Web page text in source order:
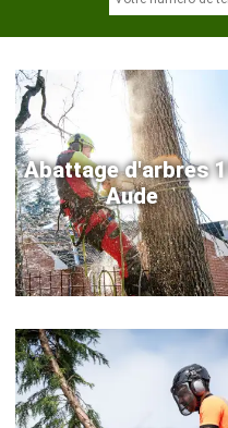
Abattage d'arbres
Aude